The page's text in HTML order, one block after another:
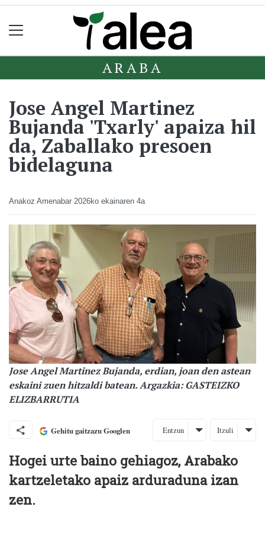
ARABA
Jose Angel Martinez
Bujanda 'Txarly' apaiza hil
da, Zaballako presoen
bidelaguna
Anakoz Amenabar 2026ko ekainaren 4a
Jose Angel Martinez Bujanda, erdian, joan den astean
eskaini zuen hitzaldi batean. Argazkia: GASTEIZKO
ELIZBARRUTIA
Gehitu gaitzazu Googlen Entzun Itzuli
Hogei urte baino gehiagoz, Arabako
kartzeletako apaiz arduraduna izan
zen.